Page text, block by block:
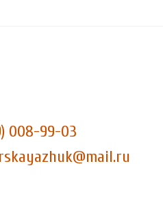
008-99-03